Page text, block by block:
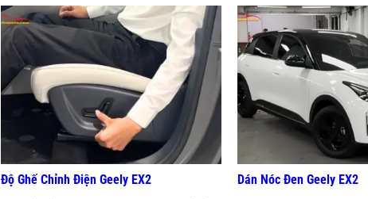
Độ Ghế Chỉnh Điện Geely EX2 Dán Nóc Đen Geely EX2